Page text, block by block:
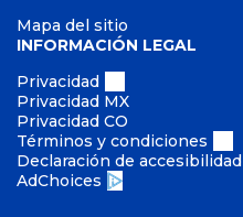
Mapa del sitio
INFORMACIÓN LEGAL
Privacidad
Privacidad MX
Privacidad CO
Términos y condiciones
Declaración de accesibilidad
AdChoices